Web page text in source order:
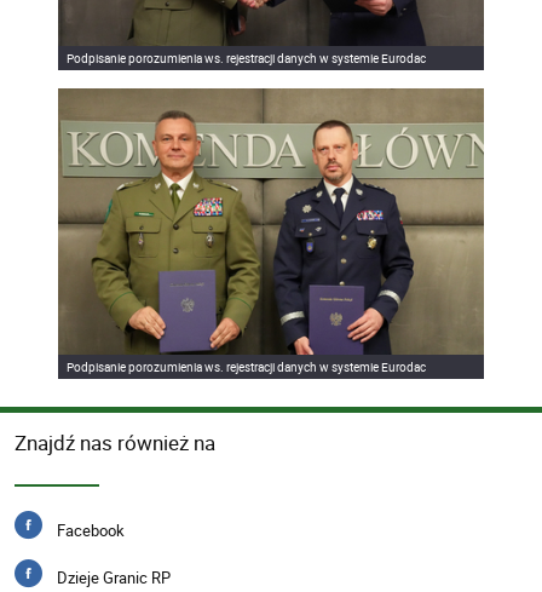
Podpisanie porozumienia ws. rejestracji danych w systemie Eurodac
Podpisanie porozumienia ws. rejestracji danych w systemie Eurodac
Znajdź nas również na
Facebook
Dzieje Granic RP